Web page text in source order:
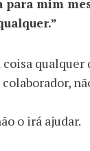
para mim
colaborador,
o irá ajudar.